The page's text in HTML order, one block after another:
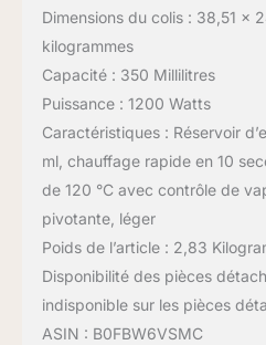
Dimensions du colis : 38,51 x
kilogrammes
Capacité : 350 Millilitres
Puissance : 1200 Watts
Caractéristiques : Réservoir
ml, chauffage rapide en 10
de 120 °C avec contrôle de
pivotante, léger
Poids de l’article : 2,83
Disponibilité des pièces
indisponible sur les pièces
ASIN : B0FBW6VSMC